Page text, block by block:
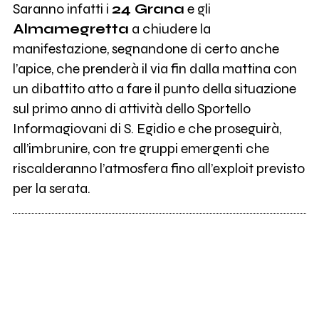
Saranno infatti i 24 Grana e gli
Almamegretta a chiudere la
manifestazione, segnandone di certo anche
l’apice, che prenderà il via fin dalla mattina con
un dibattito atto a fare il punto della situazione
sul primo anno di attività dello Sportello
Informagiovani di S. Egidio e che proseguirà,
all’imbrunire, con tre gruppi emergenti che
riscalderanno l’atmosfera fino all’exploit previsto
per la serata.